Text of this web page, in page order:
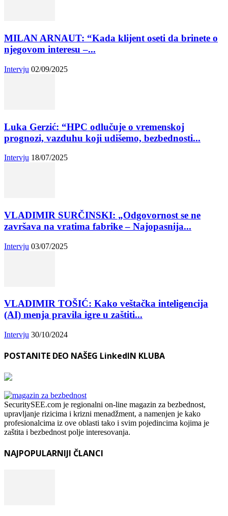
MILAN ARNAUT: “Kada klijent oseti da brinete o
njegovom interesu –...
Intervju 02/09/2025
Luka Gerzić: “HPC odlučuje o vremenskoj
prognozi, vazduhu koji udišemo, bezbednosti...
Intervju 18/07/2025
VLADIMIR SURČINSKI: „Odgovornost se ne
završava na vratima fabrike – Najopasnija...
Intervju 03/07/2025
VLADIMIR TOŠIĆ: Kako veštačka inteligencija
(AI) menja pravila igre u zaštiti...
Intervju 30/10/2024
POSTANITE DEO NAŠEG LinkedIN KLUBA
SecuritySEE.com je regionalni on-line magazin za bezbednost,
upravljanje rizicima i krizni menadžment, a namenjen je kako
profesionalcima iz ove oblasti tako i svim pojedincima kojima je
zaštita i bezbednost polje interesovanja.
NAJPOPULARNIJI ČLANCI